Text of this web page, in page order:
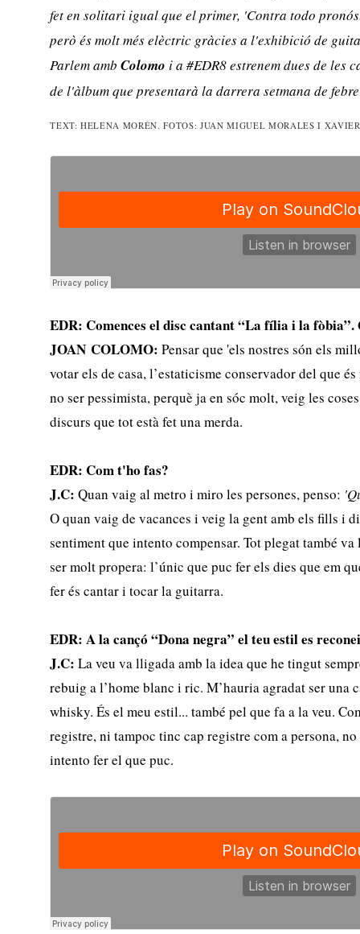
fet en solitari igual que el primer, 'Contra todo
però és molt més elèctric gràcies a l'exhibició de
Parlem amb Colomo i a #EDR8 estrenem dues de les
de l'àlbum que presentarà la darrera setmana de
TEXT: HELENA MORÉN. FOTOS: JUAN MIGUEL MORALES I
EDR: Comences el disc cantant “La fília i la fòbia”.
JOAN COLOMO: Pensar que 'els nostres són els
votar els de casa, l’estaticisme conservador del que
no ser pessimista, perquè ja en sóc molt, veig les
discurs que tot està fet una merda.
EDR: Com t'ho fas?
J.C: Quan vaig al metro i miro les persones, penso:
O quan vaig de vacances i veig la gent amb els fills i
sentiment que intento compensar. Tot plegat també
ser molt propera: l’únic que puc fer els dies que em
fer és cantar i tocar la guitarra.
EDR: A la cançó “Dona negra” el teu estil es
J.C: La veu va lligada amb la idea que he tingut
rebuig a l’home blanc i ric. M’hauria agradat ser una
whisky. És el meu estil... també pel que fa a la veu.
registre, ni tampoc tinc cap registre com a persona,
intento fer el que puc.